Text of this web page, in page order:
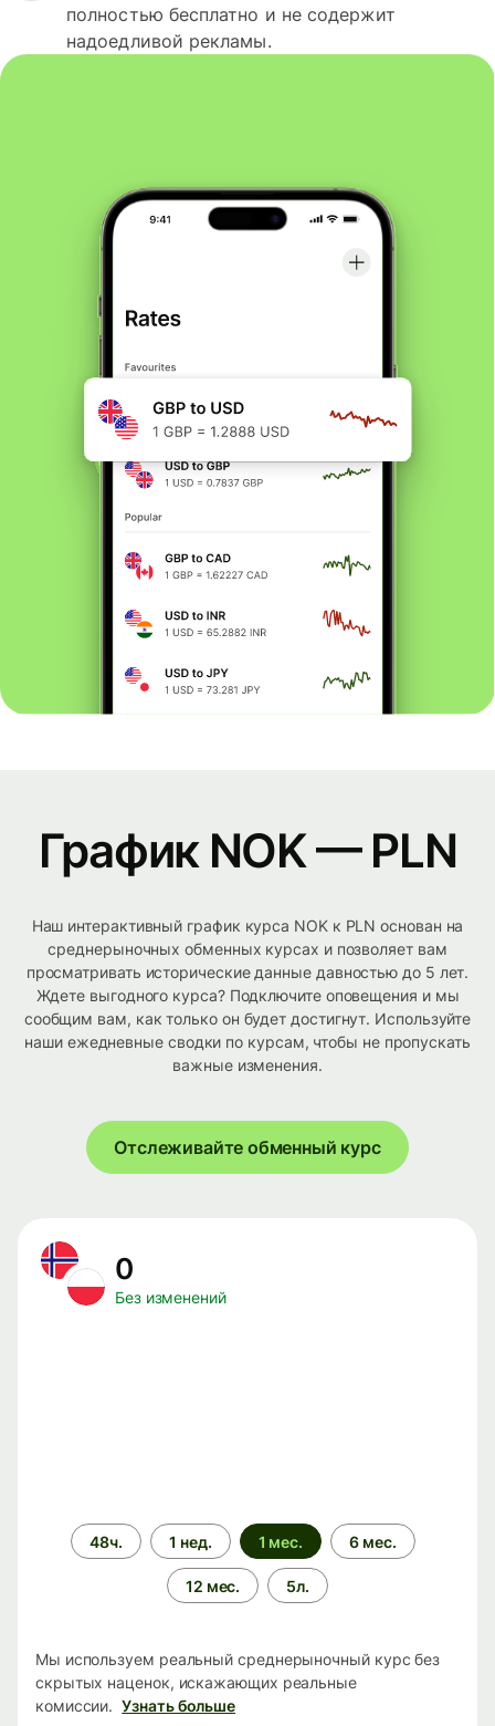
полностью бесплатно и не содержит
надоедливой рекламы.
График NOK — PLN
Наш интерактивный график курса NOK к PLN основан на
среднерыночных обменных курсах и позволяет вам
просматривать исторические данные давностью до 5 лет.
Ждете выгодного курса? Подключите оповещения и мы
сообщим вам, как только он будет достигнут. Используйте
наши ежедневные сводки по курсам, чтобы не пропускать
важные изменения.
Отслеживайте обменный курс
0
Без изменений
Период
времени
48ч. 1 нед. 1 мес. 6 мес.
12 мес. 5л.
Мы используем реальный среднерыночный курс без
скрытых наценок, искажающих реальные
комиссии. Узнать больше